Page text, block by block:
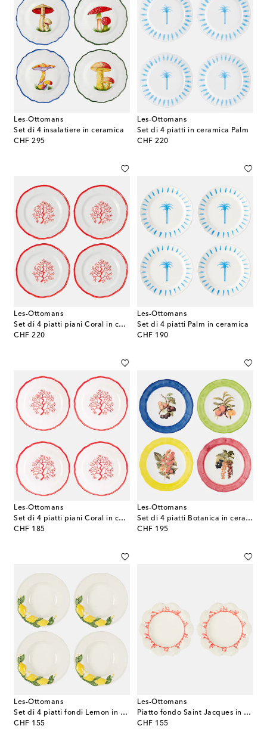
Les-Ottomans
Set di 4 insalatiere in ceramica
CHF 295
original price
Les-Ottomans
Set di 4 piatti in ceramica Palm
CHF 220
original price
Les-Ottomans
Set di 4 piatti piani Coral in ceramica
CHF 220
original price
Les-Ottomans
Set di 4 piatti Palm in ceramica
CHF 190
original price
Les-Ottomans
Set di 4 piatti piani Coral in ceramica
CHF 185
original price
Les-Ottomans
Set di 4 piatti Botanica in ceramica
CHF 195
original price
Les-Ottomans
Set di 4 piatti fondi Lemon in ceramica
CHF 155
original price
Les-Ottomans
Piatto fondo Saint Jacques in ceramica
CHF 155
original price